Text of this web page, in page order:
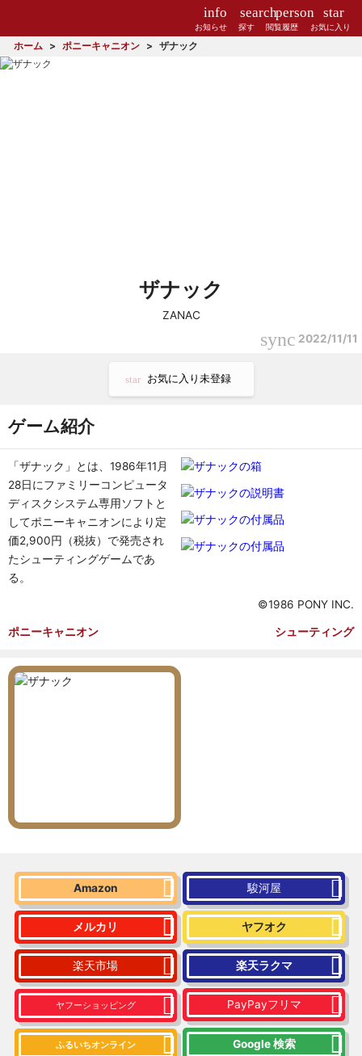
info
お知らせ
search
探す
person
閲覧履歴
star
お気に入り
ホーム ポニーキャニオン ザナック
ザナック
ZANAC
sync 2022/11/11
star お気に入り未登録
ゲーム紹介
「ザナック」とは、1986年11月
28日にファミリーコンピュータ
ディスクシステム専用ソフトと
してポニーキャニオンにより定
価2,900円（税抜）で発売され
たシューティングゲームであ
る。
©1986 PONY INC.
ポニーキャニオン シューティング
Amazon 駿河屋
メルカリ ヤフオク
楽天市場 楽天ラクマ
ヤフーショッピング PayPayフリマ
ふるいちオンライン Google 検索